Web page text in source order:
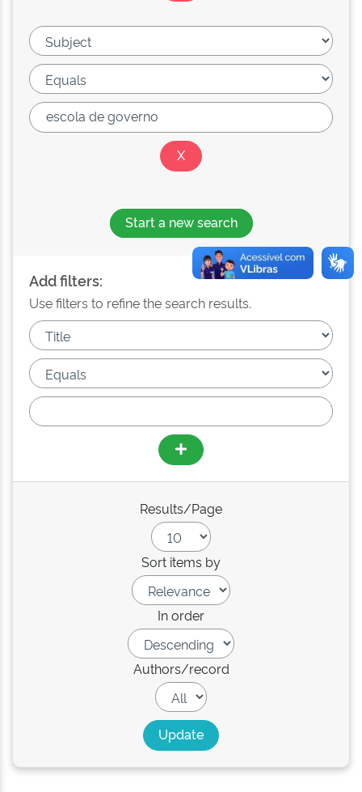
Start a new search
Add filters:
Use filters to refine the search results.
Results/Page
Sort items by
In order
Authors/record